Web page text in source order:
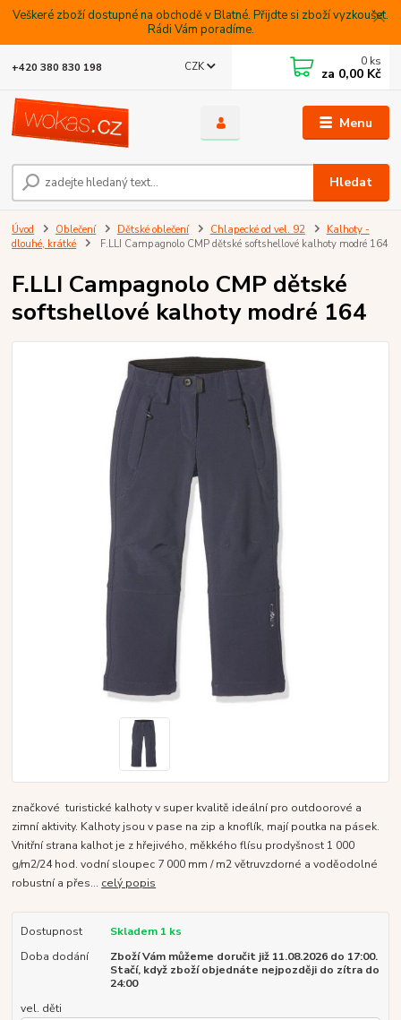
Veškeré zboží dostupné na obchodě v Blatné. Přijdte si zboží vyzkoušet.
Rádi Vám poradíme.
Menu
CZK
Hledat
+420 380 830 198 0 ks
za 0,00 Kč
Úvod Oblečení Dětské oblečení Chlapecké od vel. 92
Kalhoty -
dlouhé, krátké
F.LLI Campagnolo CMP dětské softshellové kalhoty modré 164
F.LLI Campagnolo CMP dětské
softshellové kalhoty modré 164
značkové turistické kalhoty v super kvalitě ideální pro outdoorové a
zimní aktivity. Kalhoty jsou v pase na zip a knoflík, mají poutka na pásek.
Vnitřní strana kalhot je z hřejivého, měkkého flísu prodyšnost 1 000
g/m2/24 hod. vodní sloupec 7 000 mm / m2 větruvzdorné a voděodolné
robustní a přes... celý popis
Dostupnost
Skladem 1 ks
Doba dodání
Zboží Vám můžeme doručit již 11.08.2026 do 17:00.
Stačí, když zboží objednáte nejpozději do zítra do
24:00
vel. děti